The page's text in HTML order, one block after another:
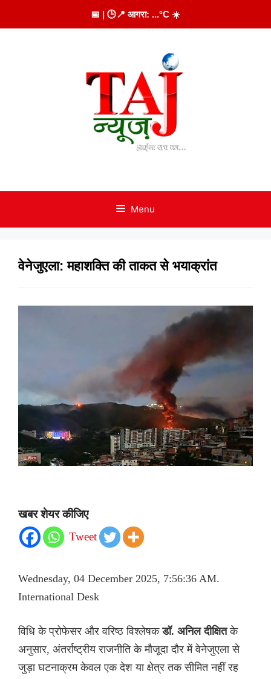
to
📅 | 🕒📍 आगरा: ...°C ☀️
Menu
वेनेजुएला: महाशक्ति की ताकत से भयाक्रांत
खबर शेयर कीजिए
Tweet
Wednesday, 04 December 2025, 7:56:36 AM.
International Desk
विधि के प्रोफेसर और वरिष्ठ विश्लेषकडॉ. अनिल दीक्षितके
अनुसार, अंतर्राष्ट्रीय राजनीति के मौजूदा दौर में वेनेजुएला से
जुड़ा घटनाक्रम केवल एक देश या क्षेत्र तक सीमित नहीं रह